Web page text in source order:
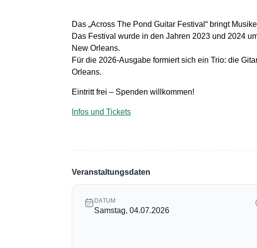
Das „Across The Pond Guitar Festival“ bringt
Das Festival wurde in den Jahren 2023 und 2024
New Orleans.
Für die 2026-Ausgabe formiert sich ein Trio: die
Orleans.
Eintritt frei – Spenden willkommen!
Infos und Tickets
Veranstaltungsdaten
DATUM
Samstag, 04.07.2026